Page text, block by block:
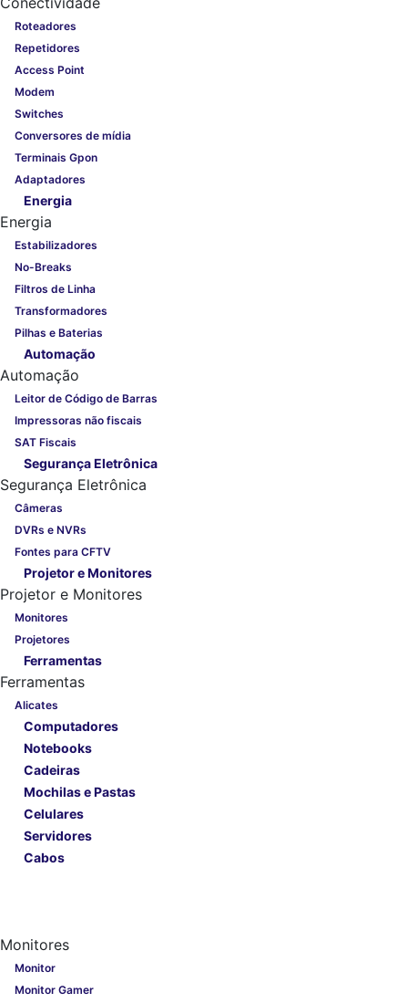
Roteadores
Repetidores
Access Point
Modem
Switches
Conversores de mídia
Terminais Gpon
Adaptadores
Energia
Energia
Estabilizadores
No-Breaks
Filtros de Linha
Transformadores
Pilhas e Baterias
Automação
Automação
Leitor de Código de Barras
Impressoras não fiscais
SAT Fiscais
Segurança Eletrônica
Segurança Eletrônica
Câmeras
DVRs e NVRs
Fontes para CFTV
Projetor e Monitores
Projetor e Monitores
Monitores
Projetores
Ferramentas
Ferramentas
Alicates
Computadores
Notebooks
Cadeiras
Mochilas e Pastas
Celulares
Servidores
Cabos
Monitores
Monitor
Monitor Gamer